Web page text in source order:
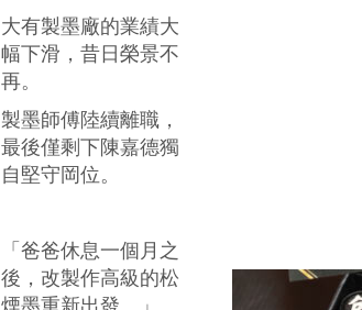
大有製墨廠的業績大
幅下滑，昔日榮景不
再。
製墨師傅陸續離職，
最後僅剩下陳嘉德獨
自堅守岡位。
「爸爸休息一個月之
後，改製作高級的松
煙墨重新出發。」